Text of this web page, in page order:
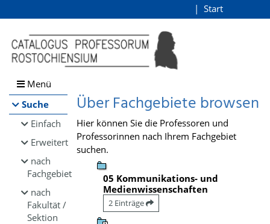
Browsen
direkt zum Inhalt
Start
Menü
Suche
Einfach
Erweitert
nach
Fachgebiet
nach
Fakultät /
Sektion
Über Fachgebiete browsen
Hier können Sie die Professoren und
Professorinnen nach Ihrem Fachgebiet
suchen.
05 Kommunikations- und
Medienwissenschaften
2 Einträge